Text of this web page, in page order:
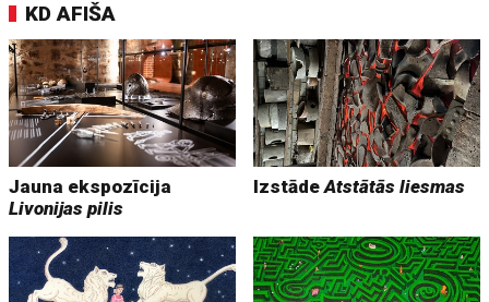
KD AFIŠA
Jauna ekspozīcija
Livonijas pilis
IzstādeAtstātās liesmas